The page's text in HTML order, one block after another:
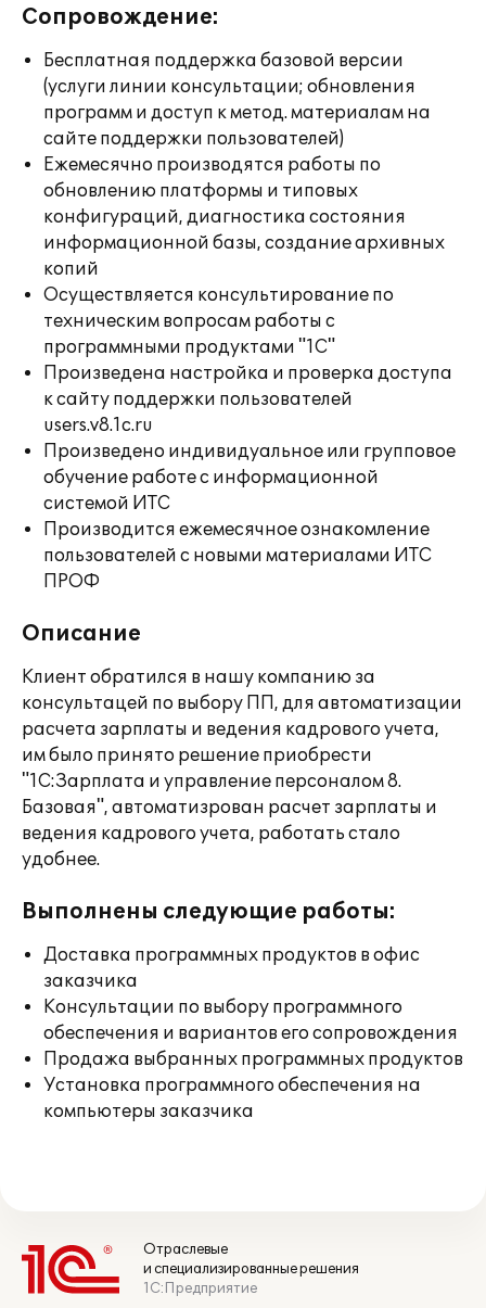
Сопровождение:
Бесплатная поддержка базовой версии
(услуги линии консультации; обновления
программ и доступ к метод. материалам на
сайте поддержки пользователей)
Ежемесячно производятся работы по
обновлению платформы и типовых
конфигураций, диагностика состояния
информационной базы, создание архивных
копий
Осуществляется консультирование по
техническим вопросам работы с
программными продуктами "1С"
Произведена настройка и проверка доступа
к сайту поддержки пользователей
users.v8.1c.ru
Произведено индивидуальное или групповое
обучение работе с информационной
системой ИТС
Производится ежемесячное ознакомление
пользователей с новыми материалами ИТС
ПРОФ
Описание
Клиент обратился в нашу компанию за
консультацей по выбору ПП, для автоматизации
расчета зарплаты и ведения кадрового учета,
им было принято решение приобрести
"1С:Зарплата и управление персоналом 8.
Базовая", автоматизрован расчет зарплаты и
ведения кадрового учета, работать стало
удобнее.
Выполнены следующие работы:
Доставка программных продуктов в офис
заказчика
Консультации по выбору программного
обеспечения и вариантов его сопровождения
Продажа выбранных программных продуктов
Установка программного обеспечения на
компьютеры заказчика
Отраслевые
и специализированные решения
1С:Предприятие